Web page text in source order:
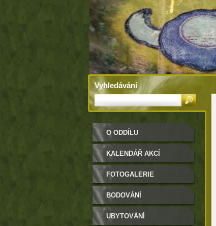
O ODDÍLU
KALENDÁŘ AKCÍ
FOTOGALERIE
BODOVÁNÍ
UBYTOVÁNÍ
Vyhledávání